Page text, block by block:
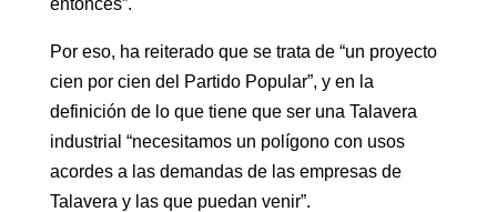
entonces”.
Por eso, ha reiterado que se trata de “un proyecto
cien por cien del Partido Popular”, y en la
definición de lo que tiene que ser una Talavera
industrial “necesitamos un polígono con usos
acordes a las demandas de las empresas de
Talavera y las que puedan venir”.